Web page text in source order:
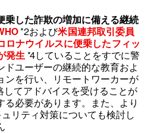
乗した詐欺の増加に備える継続
*2および米国連邦取引委員
ロナウイルスに便乗したフィッ
発生 *4していることをすでに警
ドユーザーの継続的な教育およ
ンを行い、リモートワーカーが
してアドバイスを受けることが
る必要があります。また、より
リティ対策についても検討し